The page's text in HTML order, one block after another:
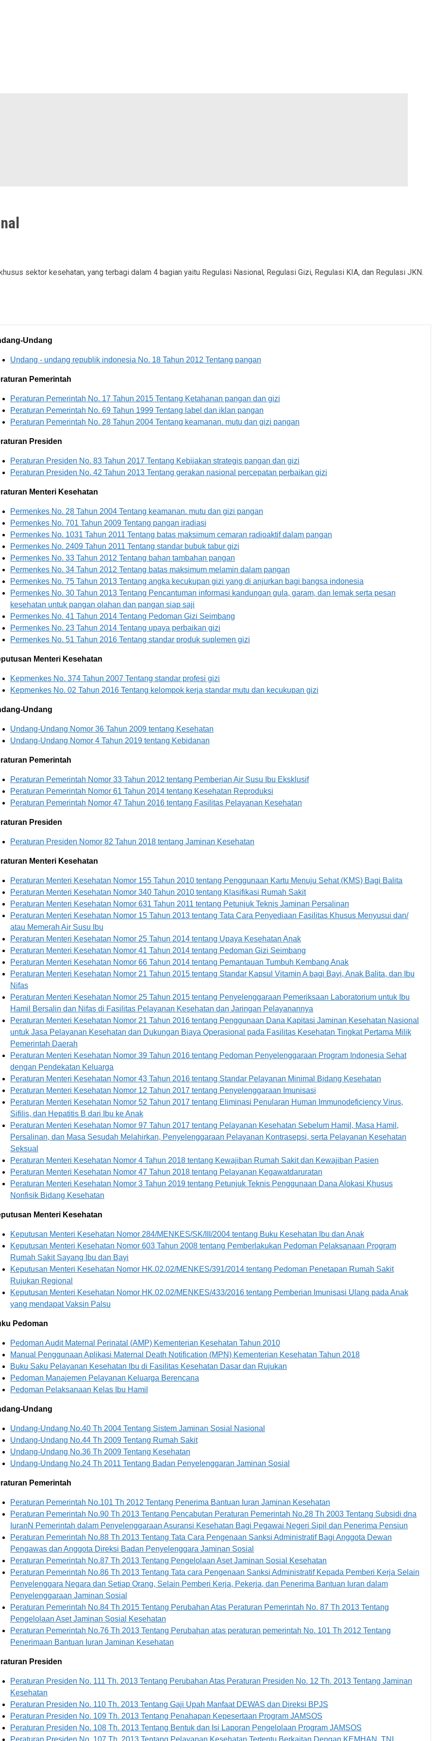
sektor kesehatan, yang terbagi dalam 4 bagian yaitu Regulasi Nasional, Regulasi Gizi, Regulasi KIA, dan Regulasi JKN.
Undang
Undang - undang republik indonesia No. 18 Tahun 2012 Tentang pangan
Pemerintah
Peraturan Pemerintah No. 17 Tahun 2015 Tentang Ketahanan pangan dan gizi
Peraturan Pemerintah No. 69 Tahun 1999 Tentang label dan iklan pangan
Peraturan Pemerintah No. 28 Tahun 2004 Tentang keamanan. mutu dan gizi pangan
Presiden
Peraturan Presiden No. 83 Tahun 2017 Tentang Kebijakan strategis pangan dan gizi
Peraturan Presiden No. 42 Tahun 2013 Tentang gerakan nasional percepatan perbaikan gizi
Menteri Kesehatan
Permenkes No. 28 Tahun 2004 Tentang keamanan. mutu dan gizi pangan
Permenkes No. 701 Tahun 2009 Tentang pangan iradiasi
Permenkes No. 1031 Tahun 2011 Tentang batas maksimum cemaran radioaktif dalam pangan
Permenkes No. 2409 Tahun 2011 Tentang standar bubuk tabur gizi
Permenkes No. 33 Tahun 2012 Tentang bahan tambahan pangan
Permenkes No. 34 Tahun 2012 Tentang batas maksimum melamin dalam pangan
Permenkes No. 75 Tahun 2013 Tentang angka kecukupan gizi yang di anjurkan bagi bangsa indonesia
Permenkes No. 30 Tahun 2013 Tentang Pencantuman informasi kandungan gula, garam, dan lemak serta pesan
kesehatan untuk pangan olahan dan pangan siap saji
Permenkes No. 41 Tahun 2014 Tentang Pedoman Gizi Seimbang
Permenkes No. 23 Tahun 2014 Tentang upaya perbaikan gizi
Permenkes No. 51 Tahun 2016 Tentang standar produk suplemen gizi
Menteri Kesehatan
Kepmenkes No. 374 Tahun 2007 Tentang standar profesi gizi
Kepmenkes No. 02 Tahun 2016 Tentang kelompok kerja standar mutu dan kecukupan gizi
Undang
Undang-Undang Nomor 36 Tahun 2009 tentang Kesehatan
Undang-Undang Nomor 4 Tahun 2019 tentang Kebidanan
Pemerintah
Peraturan Pemerintah Nomor 33 Tahun 2012 tentang Pemberian Air Susu Ibu Eksklusif
Peraturan Pemerintah Nomor 61 Tahun 2014 tentang Kesehatan Reproduksi
Peraturan Pemerintah Nomor 47 Tahun 2016 tentang Fasilitas Pelayanan Kesehatan
Presiden
Peraturan Presiden Nomor 82 Tahun 2018 tentang Jaminan Kesehatan
Menteri Kesehatan
Peraturan Menteri Kesehatan Nomor 155 Tahun 2010 tentang Penggunaan Kartu Menuju Sehat (KMS) Bagi Balita
Peraturan Menteri Kesehatan Nomor 340 Tahun 2010 tentang Klasifikasi Rumah Sakit
Peraturan Menteri Kesehatan Nomor 631 Tahun 2011 tentang Petunjuk Teknis Jaminan Persalinan
Peraturan Menteri Kesehatan Nomor 15 Tahun 2013 tentang Tata Cara Penyediaan Fasilitas Khusus Menyusui dan/
atau Memerah Air Susu Ibu
Peraturan Menteri Kesehatan Nomor 25 Tahun 2014 tentang Upaya Kesehatan Anak
Peraturan Menteri Kesehatan Nomor 41 Tahun 2014 tentang Pedoman Gizi Seimbang
Peraturan Menteri Kesehatan Nomor 66 Tahun 2014 tentang Pemantauan Tumbuh Kembang Anak
Peraturan Menteri Kesehatan Nomor 21 Tahun 2015 tentang Standar Kapsul Vitamin A bagi Bayi, Anak Balita, dan Ibu
Nifas
Peraturan Menteri Kesehatan Nomor 25 Tahun 2015 tentang Penyelenggaraan Pemeriksaan Laboratorium untuk Ibu
Hamil Bersalin dan Nifas di Fasilitas Pelayanan Kesehatan dan Jaringan Pelayanannya
Peraturan Menteri Kesehatan Nomor 21 Tahun 2016 tentang Penggunaan Dana Kapitasi Jaminan Kesehatan Nasional
untuk Jasa Pelayanan Kesehatan dan Dukungan Biaya Operasional pada Fasilitas Kesehatan Tingkat Pertama Milik
Pemerintah Daerah
Peraturan Menteri Kesehatan Nomor 39 Tahun 2016 tentang Pedoman Penyelenggaraan Program Indonesia Sehat
dengan Pendekatan Keluarga
Peraturan Menteri Kesehatan Nomor 43 Tahun 2016 tentang Standar Pelayanan Minimal Bidang Kesehatan
Peraturan Menteri Kesehatan Nomor 12 Tahun 2017 tentang Penyelenggaraan Imunisasi
Peraturan Menteri Kesehatan Nomor 52 Tahun 2017 tentang Eliminasi Penularan Human Immunodeficiency Virus,
Sifilis, dan Hepatitis B dari Ibu ke Anak
Peraturan Menteri Kesehatan Nomor 97 Tahun 2017 tentang Pelayanan Kesehatan Sebelum Hamil, Masa Hamil,
Persalinan, dan Masa Sesudah Melahirkan, Penyelenggaraan Pelayanan Kontrasepsi, serta Pelayanan Kesehatan
Seksual
Peraturan Menteri Kesehatan Nomor 4 Tahun 2018 tentang Kewajiban Rumah Sakit dan Kewajiban Pasien
Peraturan Menteri Kesehatan Nomor 47 Tahun 2018 tentang Pelayanan Kegawatdaruratan
Peraturan Menteri Kesehatan Nomor 3 Tahun 2019 tentang Petunjuk Teknis Penggunaan Dana Alokasi Khusus
Nonfisik Bidang Kesehatan
Menteri Kesehatan
Keputusan Menteri Kesehatan Nomor 284/MENKES/SK/III/2004 tentang Buku Kesehatan Ibu dan Anak
Keputusan Menteri Kesehatan Nomor 603 Tahun 2008 tentang Pemberlakukan Pedoman Pelaksanaan Program
Rumah Sakit Sayang Ibu dan Bayi
Keputusan Menteri Kesehatan Nomor HK.02.02/MENKES/391/2014 tentang Pedoman Penetapan Rumah Sakit
Rujukan Regional
Keputusan Menteri Kesehatan Nomor HK.02.02/MENKES/433/2016 tentang Pemberian Imunisasi Ulang pada Anak
yang mendapat Vaksin Palsu
Pedoman
Pedoman Audit Maternal Perinatal (AMP) Kementerian Kesehatan Tahun 2010
Manual Penggunaan Aplikasi Maternal Death Notification (MPN) Kementerian Kesehatan Tahun 2018
Buku Saku Pelayanan Kesehatan Ibu di Fasilitas Kesehatan Dasar dan Rujukan
Pedoman Manajemen Pelayanan Keluarga Berencana
Pedoman Pelaksanaan Kelas Ibu Hamil
Undang
Undang-Undang No.40 Th 2004 Tentang Sistem Jaminan Sosial Nasional
Undang-Undang No.44 Th 2009 Tentang Rumah Sakit
Undang-Undang No.36 Th 2009 Tentang Kesehatan
Undang-Undang No.24 Th 2011 Tentang Badan Penyelenggaran Jaminan Sosial
Pemerintah
Peraturan Pemerintah No.101 Th 2012 Tentang Penerima Bantuan Iuran Jaminan Kesehatan
Peraturan Pemerintah No.90 Th 2013 Tentang Pencabutan Peraturan Pemerintah No.28 Th 2003 Tentang Subsidi dna
IuranN Pemerintah dalam Penyelenggaraan Asuransi Kesehatan Bagi Pegawai Negeri Sipil dan Penerima Pensiun
Peraturan Pemerintah No.88 Th 2013 Tentang Tata Cara Pengenaan Sanksi Administratif Bagi Anggota Dewan
Pengawas dan Anggota Direksi Badan Penyelenggara Jaminan Sosial
Peraturan Pemerintah No.87 Th 2013 Tentang Pengelolaan Aset Jaminan Sosial Kesehatan
Peraturan Pemerintah No.86 Th 2013 Tentang Tata cara Pengenaan Sanksi Administratif Kepada Pemberi Kerja Selain
Penyelenggara Negara dan Setiap Orang, Selain Pemberi Kerja, Pekerja, dan Penerima Bantuan Iuran dalam
Penyelenggaraan Jaminan Sosial
Peraturan Pemerintah No.84 Th 2015 Tentang Perubahan Atas Peraturan Pemerintah No. 87 Th 2013 Tentang
Pengelolaan Aset Jaminan Sosial Kesehatan
Peraturan Pemerintah No.76 Th 2013 Tentang Perubahan atas peraturan pemerintah No. 101 Th 2012 Tentang
Penerimaan Bantuan Iuran Jaminan Kesehatan
Presiden
Peraturan Presiden No. 111 Th. 2013 Tentang Perubahan Atas Peraturan Presiden No. 12 Th. 2013 Tentang Jaminan
Kesehatan
Peraturan Presiden No. 110 Th. 2013 Tentang Gaji Upah Manfaat DEWAS dan Direksi BPJS
Peraturan Presiden No. 109 Th. 2013 Tentang Penahapan Kepesertaan Program JAMSOS
Peraturan Presiden No. 108 Th. 2013 Tentang Bentuk dan Isi Laporan Pengelolaan Program JAMSOS
Peraturan Presiden No. 107 Th. 2013 Tentang Pelayanan Kesehatan Tertentu Berkaitan Dengan KEMHAN, TNI,